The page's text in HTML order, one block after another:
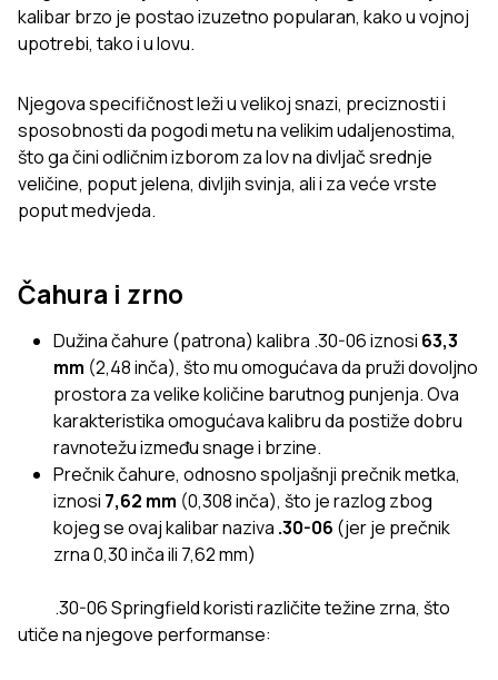
kalibar brzo je postao izuzetno popularan, kako u vojnoj
upotrebi, tako i u lovu.
Njegova specifičnost leži u velikoj snazi, preciznosti i
sposobnosti da pogodi metu na velikim udaljenostima,
što ga čini odličnim izborom za lov na divljač srednje
veličine, poput jelena, divljih svinja, ali i za veće vrste
poput medvjeda.
Čahura i zrno
Dužina čahure (patrona) kalibra .30-06 iznosi 63,3
mm (2,48 inča), što mu omogućava da pruži dovoljno
prostora za velike količine barutnog punjenja. Ova
karakteristika omogućava kalibru da postiže dobru
ravnotežu između snage i brzine.
Prečnik čahure, odnosno spoljašnji prečnik metka,
iznosi 7,62 mm (0,308 inča), što je razlog zbog
kojeg se ovaj kalibar naziva .30-06 (jer je prečnik
zrna 0,30 inča ili 7,62 mm)
.30-06 Springfield koristi različite težine zrna, što
utiče na njegove performanse: